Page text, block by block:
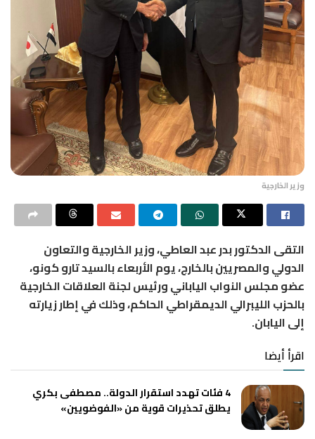
وزير الخارجية
التقى الدكتور بدر عبد العاطي، وزير الخارجية والتعاون
الدولي والمصريين بالخارج، يوم الأربعاء بالسيد تارو كونو،
عضو مجلس النواب الياباني ورئيس لجنة العلاقات الخارجية
بالحزب الليبرالي الديمقراطي الحاكم، وذلك في إطار زيارته
إلى اليابان.
اقرأ أيضا
4 فئات تهدد استقرار الدولة.. مصطفى بكري
يطلق تحذيرات قوية من «الفوضويين»